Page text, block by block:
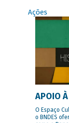
Ações
APOIO
O Espaço
o BNDES